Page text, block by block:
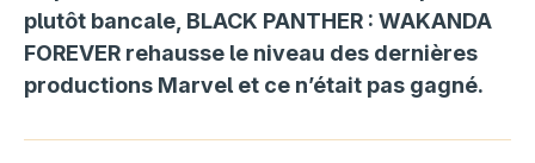
plutôt bancale, BLACK PANTHER : WAKANDA
FOREVER rehausse le niveau des dernières
productions Marvel et ce n’était pas gagné.